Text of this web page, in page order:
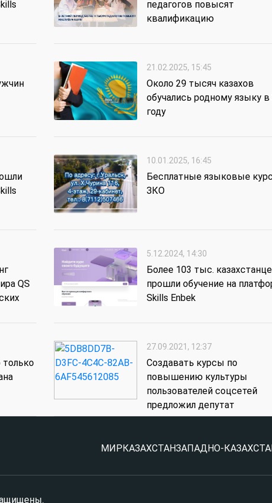
педагогов повысят
квалификацию
21.02.2025, 15:45
Около 29 тысяч казахов
обучались родному языку в
году
10.01.2025, 16:45
Бесплатные языковые
ЗКО
QS
5.12.2024, 14:30
Более 103 тыс.
прошли обучение на
Skills Enbek
27.09.2021, 12:37
Создавать курсы по
повышению культуры
пользователей соцсетей
предложил депутат
МИР КАЗАХСТАНЗАПАДНО-